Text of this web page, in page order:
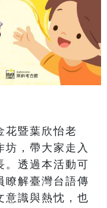
花暨葉欣怡老
坊，帶大家走入
。透過本活動可
瞭解臺灣台語傳
意識與熱忱，也